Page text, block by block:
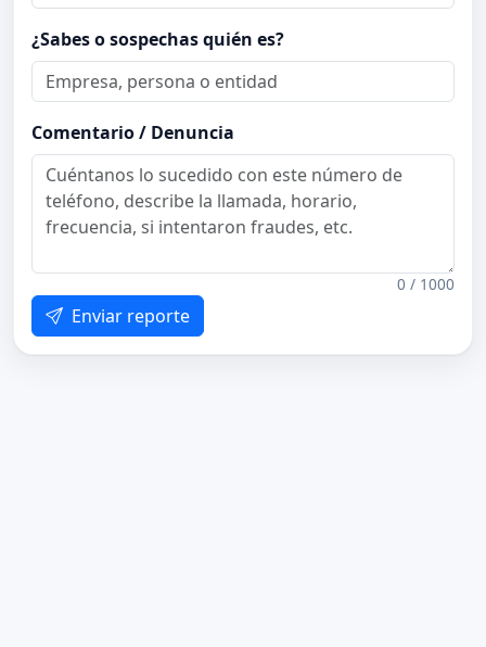
¿Sabes o sospechas quién es?
Comentario / Denuncia
0 / 1000
Enviar reporte